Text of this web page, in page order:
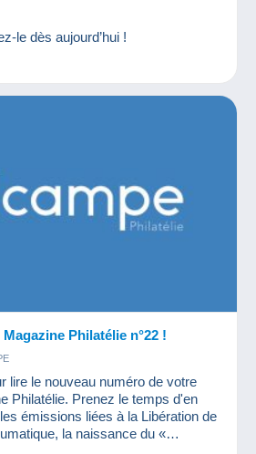
le dès aujourd’hui !
Philatélie n°22 !
lire le nouveau numéro de votre
Philatélie. Prenez le temps d'en
émissions liées à la Libération de
la naissance du «
nombreux autres sujets